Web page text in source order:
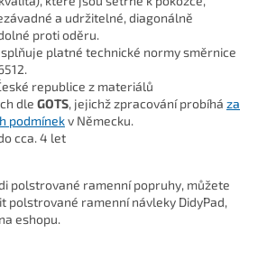
a udržitelné, diagonálně
proti oděru.
splňuje platné technické normy směrnice
republice z materiálů
dle GOTS, jejichž zpracování probíhá za
podmínekv Německu.
cca. 4 let
polstrované ramenní popruhy, můžete
polstrované ramenní návleky DidyPad,
eshopu.